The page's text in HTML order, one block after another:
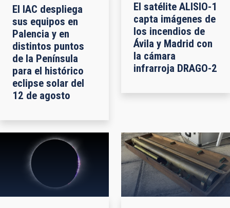
El IAC despliega
sus equipos en
Palencia y en
distintos puntos
de la Península
para el histórico
eclipse solar del
12 de agosto
El satélite ALISIO-1
capta imágenes de
los incendios de
Ávila y Madrid con
la cámara
infrarroja DRAGO-2